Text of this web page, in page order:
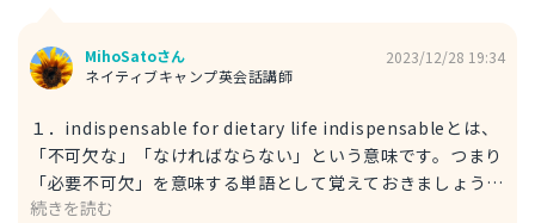
「追跡する」「に続く」などの意味を持つ動詞です。短い言
葉で「ついて行っちゃダメ」と伝えたい時に便利です。 My
child is very curious, so I have to say to him 'don't
follow someone'. （私の子供はとても好奇心旺盛です。そ
のため私は彼に、誰からについて行ってはいけないと言わな
ければなりません。） curiousは「好奇心旺盛な」という意
味です。
MihoSatoさん
ネイティブキャンプ英会話講師
2023/12/28 19:34
１．indispensable for dietary life indispensableとは、
「不可欠な」「なければならない」という意味です。つまり
「必要不可欠」を意味する単語として覚えておきましょう。
「食生活にはかかせない」と言いたい場合、この「かかせな
続きを読む